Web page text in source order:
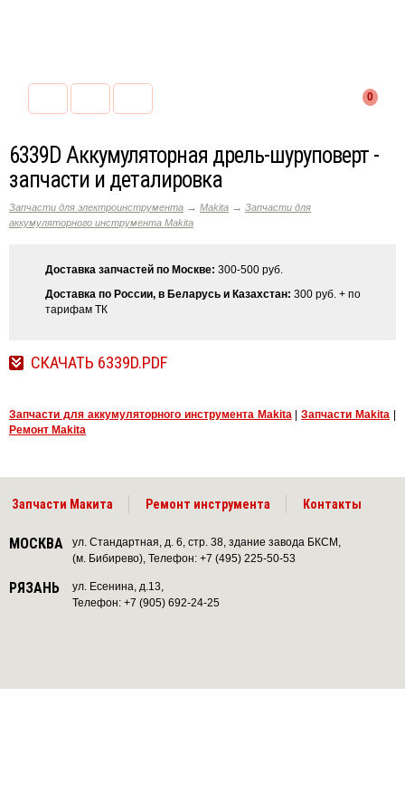
0
6339D Аккумуляторная дрель-шуруповерт -
запчасти и деталировка
Запчасти для электроинструмента → Makita → Запчасти для
аккумуляторного инструмента Makita
Доставка запчастей по Москве: 300-500 руб.
Доставка по России, в Беларусь и Казахстан: 300 руб. + по
тарифам ТК
СКАЧАТЬ 6339D.PDF
Запчасти для аккумуляторного инструмента Makita|Запчасти Makita
Ремонт Makita
Запчасти Макита Ремонт инструмента Контакты
МОСКВА
ул. Стандартная, д. 6, стр. 38, здание завода БКСМ,
(м. Бибирево), Телефон: +7 (495) 225-50-53
РЯЗАНЬ
ул. Есенина, д.13,
Телефон: +7 (905) 692-24-25